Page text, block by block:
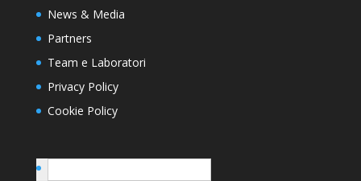
News & Media
Partners
Team e Laboratori
Privacy Policy
Cookie Policy